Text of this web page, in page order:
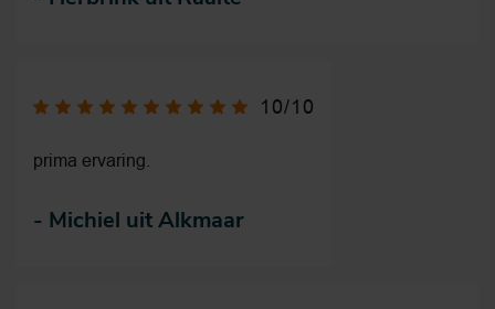
10/10
prima ervaring.
- Michiel uit Alkmaar